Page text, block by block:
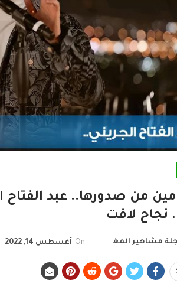
من صدورها.. عبد الفتاح
نجاح لافت
مشاهير المغرب On أغسطس 14, 2022